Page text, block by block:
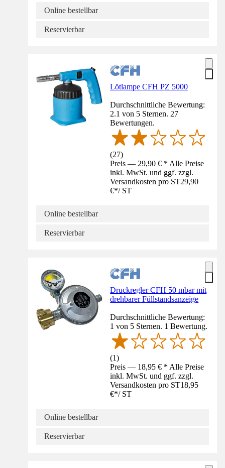
Online bestellbar
Reservierbar
Lötlampe CFH PZ 5000
Durchschnittliche Bewertung:
2.1 von 5 Sternen. 27
Bewertungen.
(27)
Preis — 29,90 € * Alle Preise
inkl. MwSt. und ggf. zzgl.
Versandkosten pro ST29,90
€*/ ST
Online bestellbar
Reservierbar
Druckregler CFH 50 mbar mit
drehbarer Füllstandsanzeige
Durchschnittliche Bewertung:
1 von 5 Sternen. 1 Bewertung.
(1)
Preis — 18,95 € * Alle Preise
inkl. MwSt. und ggf. zzgl.
Versandkosten pro ST18,95
€*/ ST
Online bestellbar
Reservierbar